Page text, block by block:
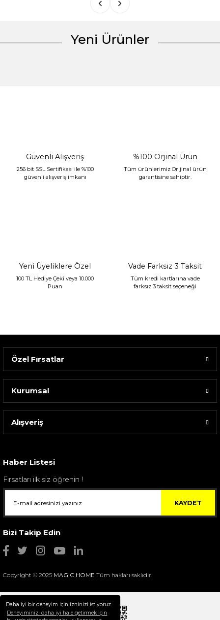
Daha iyi bir deneyim için izninizi istiyoruz.
Deneyiminizi daha iyi hale getirmek için
Yeni Ürünler
Sarev Elfıda Flanel Nevresim Takımı Çift Kişili...
Güvenli Alışveriş
256 bit SSL Sertifikası ile %100
güvenli alışveriş imkanı
%100 Orjinal Ürün
Tüm ürünlerimiz Orijinal ürün
garantisine sahiptir.
Yeni Üyeliklere Özel
100 TL Hediye Çeki veya 10.000
Puan
Vade Farksız 3 Taksit
Tüm kredi kartlarına vade
farksız 3 taksit seçeneği
Özel Fırsatlar
Kurumsal
Alışveriş
Haber Listesi
Fırsatları ilk siz öğrenin !
KAYDET
Bizi Takip Edin
Copyright © 2025 MAGIC HOME Tüm hakları saklıdır.